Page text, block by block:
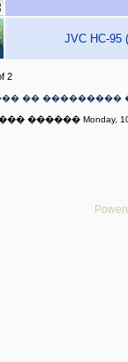
JVC HC-95
2
�� ���������
������ Monday,